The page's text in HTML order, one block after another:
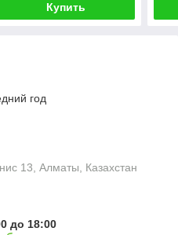
Купить
год
13, Алматы, Казахстан
до 18:00